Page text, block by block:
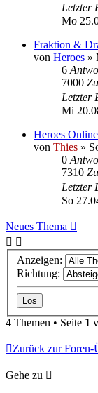
Letzter
Mo
Fraktion &
von Heroes »
6
7000
Letzter
Mi
Heroes
von Thies »
0
7310
Letzter
So
Neues Thema
Anzeigen:
Richtung:
4 Themen • Seite 1
Zurück zur Foren-
Gehe zu